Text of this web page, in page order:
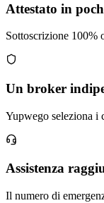
Attestato in
Sottoscrizione 100%
Un broker
Yupwego seleziona i
Assistenza
Il numero di